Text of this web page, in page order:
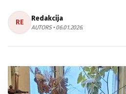
RE Redakcija
AUTORS • 06.01.2026.